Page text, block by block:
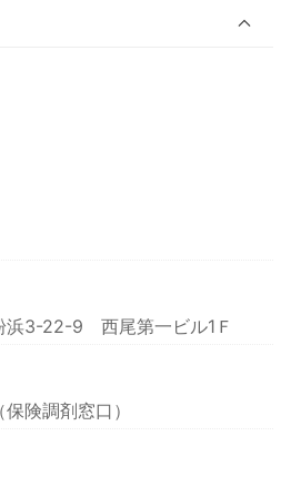
浜3-22-9 西尾第一ビル1Ｆ
険調剤窓口）